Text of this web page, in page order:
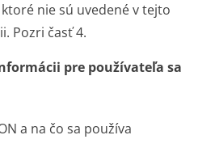
nie sú uvedené v tejto
Pozri časť 4.
pre používateľa sa
a na čo sa používa